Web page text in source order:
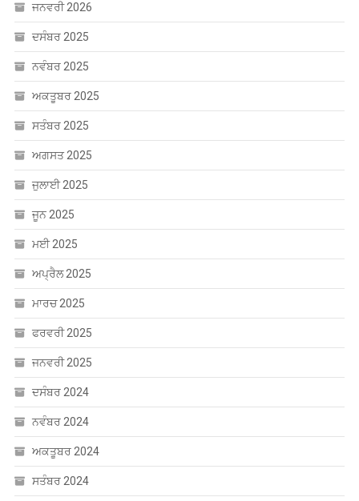
ਜਨਵਰੀ 2026
ਦਸੰਬਰ 2025
ਨਵੰਬਰ 2025
ਅਕਤੂਬਰ 2025
ਸਤੰਬਰ 2025
ਅਗਸਤ 2025
ਜੁਲਾਈ 2025
ਜੂਨ 2025
ਮਈ 2025
ਅਪ੍ਰੈਲ 2025
ਮਾਰਚ 2025
ਫਰਵਰੀ 2025
ਜਨਵਰੀ 2025
ਦਸੰਬਰ 2024
ਨਵੰਬਰ 2024
ਅਕਤੂਬਰ 2024
ਸਤੰਬਰ 2024